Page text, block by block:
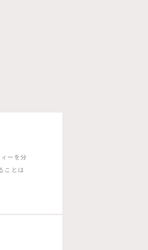
ーを分
ことは